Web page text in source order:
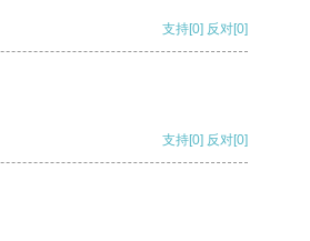
支持[0] 反对[0]
支持[0] 反对[0]